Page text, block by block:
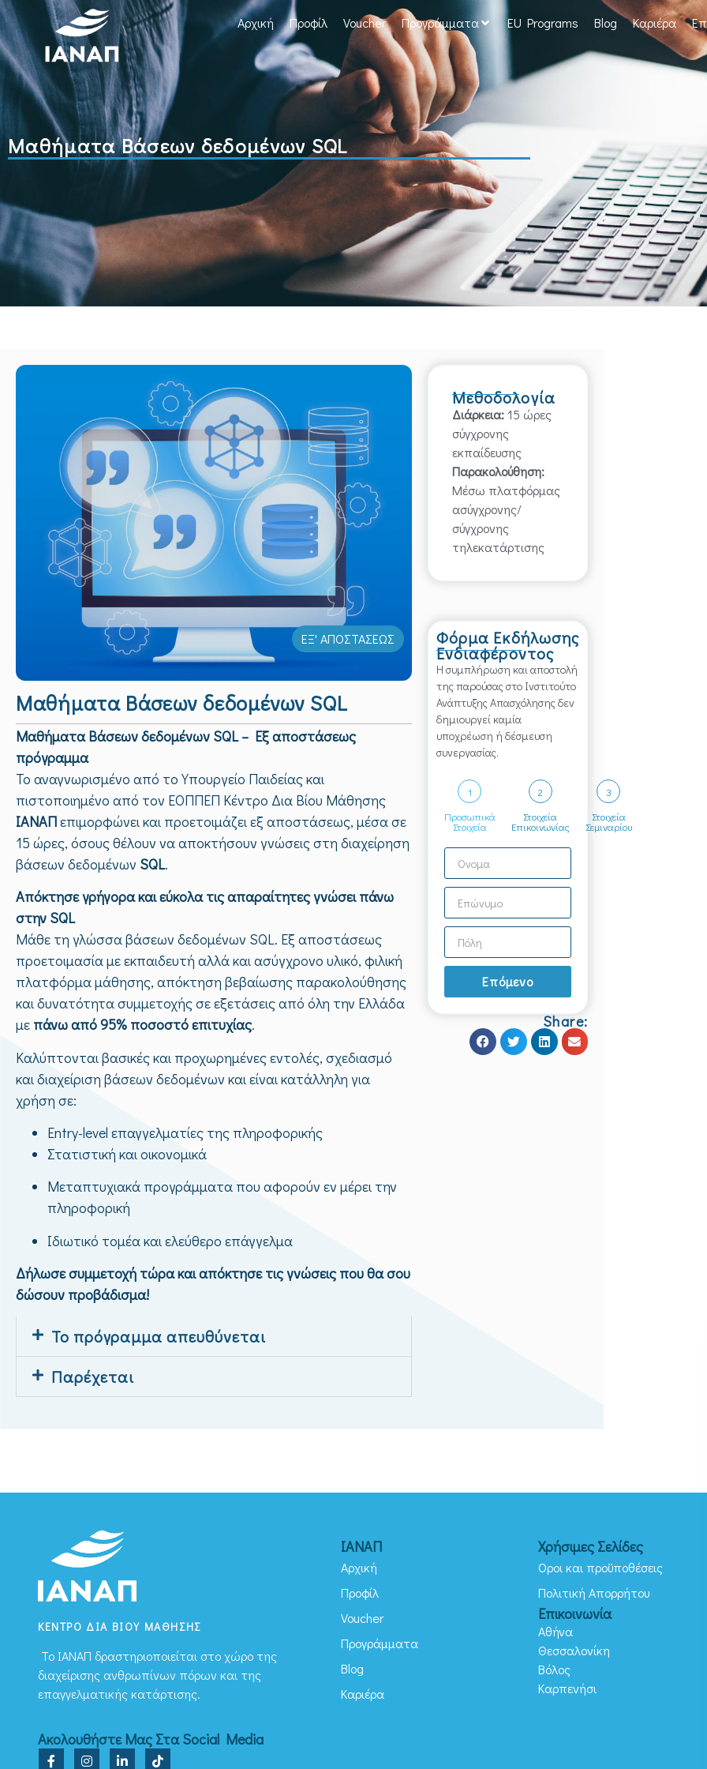
Αρχική Προφίλ Voucher Προγράμματα EU Programs Blog Καριέρα
Μαθήματα Βάσεων δεδομένων SQL
ΕΞ' ΑΠΟΣΤΑΣΕΩΣ
Μαθήματα Βάσεων δεδομένων SQL
Μαθήματα Βάσεων δεδομένων SQL – Eξ αποστάσεως
πρόγραμμα
Το αναγνωρισμένο από το Υπουργείο Παιδείας και
πιστοποιημένο από τον ΕΟΠΠΕΠ Κέντρο Δια Βίου Μάθησης
ΙΑΝΑΠεπιμορφώνει και προετοιμάζει εξ αποστάσεως, μέσα σε
15 ώρες, όσους θέλουν να αποκτήσουν γνώσεις στη διαχείρηση
βάσεων δεδομένων SQL.
Απόκτησε γρήγορα και εύκολα τις απαραίτητες γνώσει πάνω
στην SQL
Μάθε τη γλώσσα βάσεων δεδομένων SQL. Εξ αποστάσεως
προετοιμασία με εκπαιδευτή αλλά και ασύγχρονο υλικό, φιλική
πλατφόρμα μάθησης, απόκτηση βεβαίωσης παρακολούθησης
και δυνατότητα συμμετοχής σε εξετάσεις από όλη την Ελλάδα
με πάνω από 95% ποσοστό επιτυχίας.
Καλύπτονται βασικές και προχωρημένες εντολές, σχεδιασμό
και διαχείριση βάσεων δεδομένων και είναι κατάλληλη για
χρήση σε:
Entry-level επαγγελματίες της πληροφορικής
Στατιστική και οικονομικά
Μεταπτυχιακά προγράμματα που αφορούν εν μέρει την
πληροφορική
Ιδιωτικό τομέα και ελεύθερο επάγγελμα
Δήλωσε συμμετοχή τώρα και απόκτησε τις γνώσεις που θα σου
δώσουν προβάδισμα!
Το πρόγραμμα απευθύνεται
Παρέχεται
Μεθοδολογία
Διάρκεια: 15 ώρες
σύγχρονης
εκπαίδευσης
Παρακολούθηση:
Μέσω πλατφόρμας
ασύγχρονης/
σύγχρονης
τηλεκατάρτισης
Φόρμα Εκδήλωσης
Ενδιαφέροντος
Η συμπλήρωση και αποστολή
της παρούσας στο Ινστιτούτο
Ανάπτυξης Απασχόλησης δεν
δημιουργεί καμία
υποχρέωση ή δέσμευση
συνεργασίας.
1
Προσωπικά
Στοιχεία
2
Στοιχεία
Επικοινωνίας
3
Στοιχεία
Σεμιναρίου
Επόμενο
Share:
ΚΕΝΤΡΟ ΔΙΑ ΒΙΟΥ ΜΑΘΗΣΗΣ
To ΙΑΝΑΠ δραστηριοποιείται στο χώρο της
διαχείρισης ανθρωπίνων πόρων και της
επαγγελματικής κατάρτισης.
Ακολουθήστε Μας Στα Social Media
ΙΑΝΑΠ
Αρχική
Προφίλ
Voucher
Προγράμματα
Blog
Καριέρα
Χρήσιμες Σελίδες
Όροι και προϋποθέσεις
Πολιτική Απορρήτου
Επικοινωνία
Αθήνα
Θεσσαλονίκη
Βόλος
Καρπενήσι